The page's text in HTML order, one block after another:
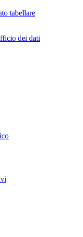
tabellare
dei dati